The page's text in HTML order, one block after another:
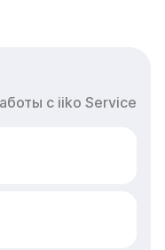
с iiko Service